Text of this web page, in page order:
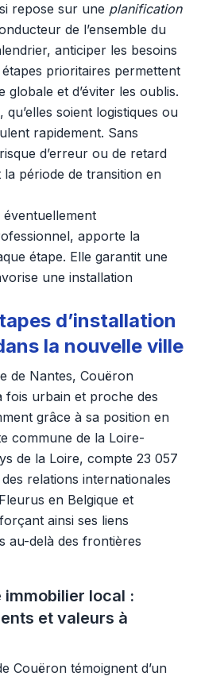
repose sur une planification
de l’ensemble du
anticiper les besoins
prioritaires permettent
globale et d’éviter les oublis.
soient logistiques ou
rapidement. Sans
d’erreur ou de retard
période de transition en
apporte la
étape. Elle garantit une
une installation
d’installation
la nouvelle ville
de Nantes, Couëron
fois urbain et proche des
grâce à sa position en
commune de la Loire-
de la Loire, compte 23 057
relations internationales
en Belgique et
ainsi ses liens
au-delà des frontières
local :
et valeurs à
Couëron témoignent d’un